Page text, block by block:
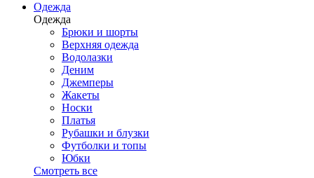
Одежда
Одежда
Брюки и шорты
Верхняя одежда
Водолазки
Деним
Джемперы
Жакеты
Носки
Платья
Рубашки и блузки
Футболки и топы
Юбки
Смотреть все